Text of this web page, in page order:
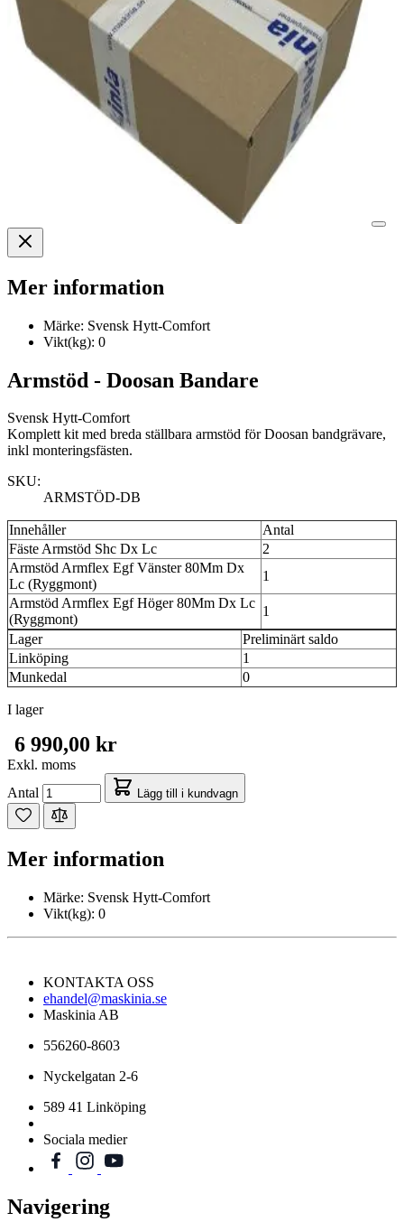
Mer information
Märke: Svensk Hytt-Comfort
Vikt(kg): 0
Armstöd - Doosan Bandare
Svensk Hytt-Comfort
Komplett kit med breda ställbara armstöd för Doosan bandgrävare,
inkl monteringsfästen.
SKU:
ARMSTÖD-DB
Innehåller
Antal
Fäste Armstöd Shc Dx Lc
2
Armstöd Armflex Egf Vänster 80Mm Dx
Lc (Ryggmont)
1
Armstöd Armflex Egf Höger 80Mm Dx Lc
(Ryggmont)
1
Lager
Preliminärt saldo
Linköping
1
Munkedal
0
I lager
6 990,00 kr
Exkl. moms
Antal
Lägg till i kundvagn
Mer information
Märke: Svensk Hytt-Comfort
Vikt(kg): 0
KONTAKTA OSS
ehandel@maskinia.se
Maskinia AB
556260-8603
Nyckelgatan 2-6
589 41 Linköping
Sociala medier
Navigering